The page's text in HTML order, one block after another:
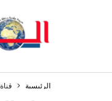
الرئيسية